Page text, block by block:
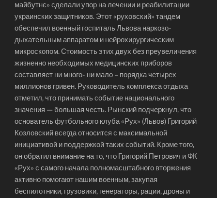
майбутнє» сделали упор на лечении и реабилитации
украинских защитников. Этот «руховский» тандем
обеспечил военный госпиталь Львова наркозо-
дыхательным аппаратом и нейрохирургическим
микроскопом. Стоимость этих двух без преувеличения
жизненно необходимых медицинских приборов
составляет ни много- ни мало – порядка четырех
миллионов гривен. Руководитель комплекса отдыха
отметил, что принимать событие национального
значения — большая честь. Рынский подчеркнул, что
основатель футбольного клуба «Рух» (Львов) Григорий
Козловский всегда относится с максимальной
инициативой и поддержкой таких событий. Кроме того,
он обратил внимание на то, что Григорий Петрович и ФК
«Рух» с самого начала полномасштабного вторжения
активно помогают нашим военным, закупая
беспилотники, грузовики, генераторы, рации, дроны и